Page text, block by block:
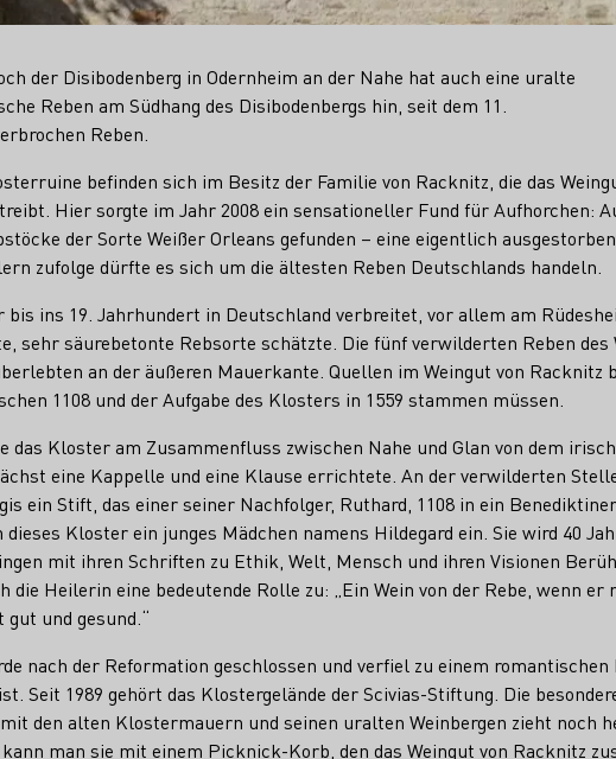
der Disibodenberg in Odernheim an der Nahe hat auch eine uralte
Reben am Südhang des Disibodenbergs hin, seit dem 11.
Reben.
befinden sich im Besitz der Familie von Racknitz, die das
Hier sorgte im Jahr 2008 ein sensationeller Fund für Aufhorchen:
der Sorte Weißer Orleans gefunden – eine eigentlich
zufolge dürfte es sich um die ältesten Reben Deutschlands handeln.
bis ins 19. Jahrhundert in Deutschland verbreitet, vor allem am
sehr säurebetonte Rebsorte schätzte. Die fünf verwilderten Reben des
an der äußeren Mauerkante. Quellen im Weingut von Racknitz
1108 und der Aufgabe des Klosters in 1559 stammen müssen.
das Kloster am Zusammenfluss zwischen Nahe und Glan von dem
eine Kappelle und eine Klause errichtete. An der verwilderten
ein Stift, das einer seiner Nachfolger, Ruthard, 1108 in ein
Kloster ein junges Mädchen namens Hildegard ein. Sie wird 40
mit ihren Schriften zu Ethik, Welt, Mensch und ihren Visionen
die Heilerin eine bedeutende Rolle zu: „Ein Wein von der Rebe, wenn
und gesund.“
nach der Reformation geschlossen und verfiel zu einem
Seit 1989 gehört das Klostergelände der Scivias-Stiftung. Die
den alten Klostermauern und seinen uralten Weinbergen zieht noch
kann man sie mit einem Picknick-Korb, den das Weingut von Racknitz